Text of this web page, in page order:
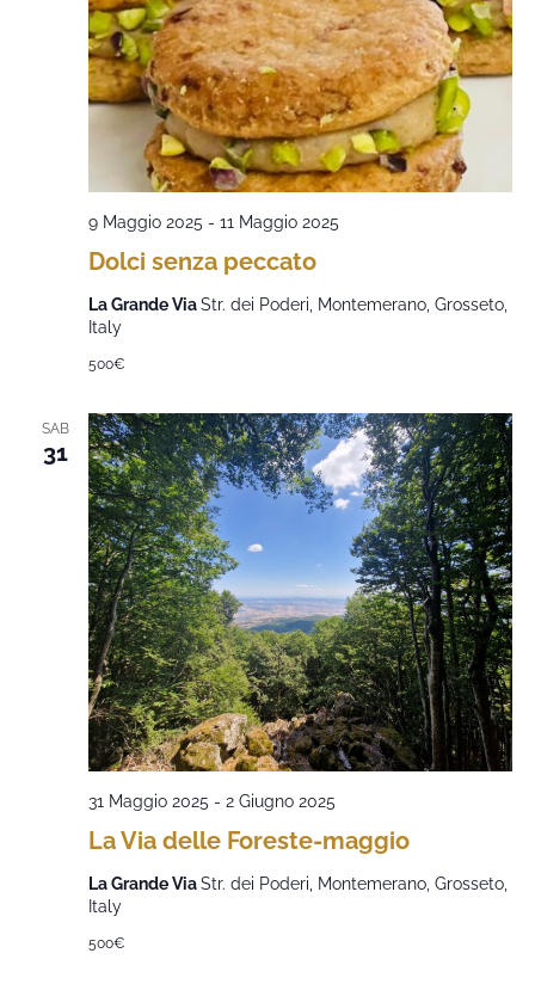
Dolci senza peccato
9 Maggio 2025 - 11 Maggio 2025
La Grande ViaStr. dei Poderi, Montemerano, Grosseto,
Italy
500€
SAB
31
La Via delle Foreste-maggio
31 Maggio 2025 - 2 Giugno 2025
La Grande ViaStr. dei Poderi, Montemerano, Grosseto,
Italy
500€